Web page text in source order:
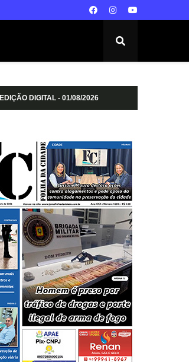
EDIÇÃO DIGITAL - 01/08/2026